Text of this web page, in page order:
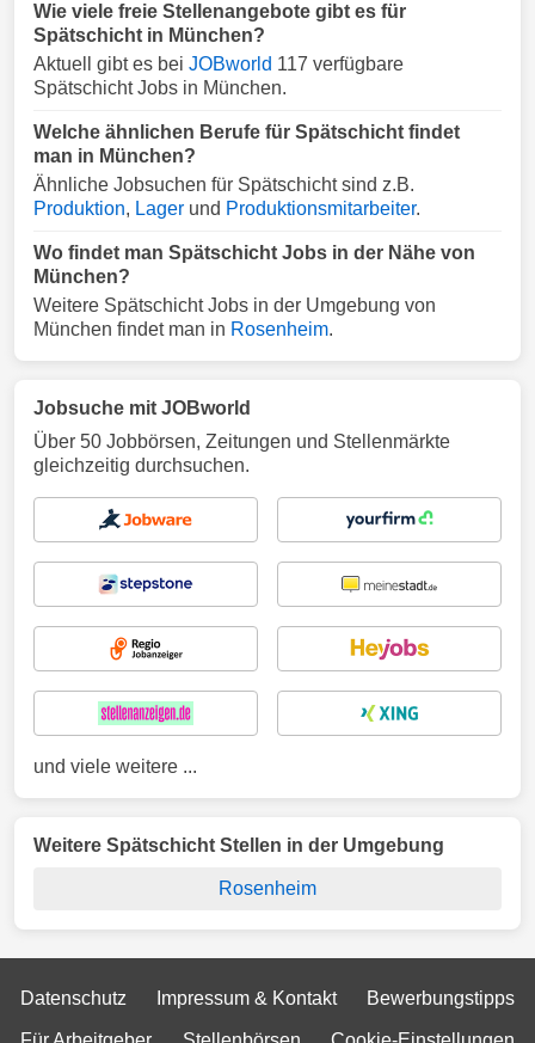
Wie viele freie Stellenangebote gibt es für
Spätschicht in München?
Aktuell gibt es bei JOBworld 117 verfügbare
Spätschicht Jobs in München.
Welche ähnlichen Berufe für Spätschicht findet
man in München?
Ähnliche Jobsuchen für Spätschicht sind z.B.
Produktion, Lager und Produktionsmitarbeiter.
Wo findet man Spätschicht Jobs in der Nähe von
München?
Weitere Spätschicht Jobs in der Umgebung von
München findet man in Rosenheim.
Jobsuche mit JOBworld
Über 50 Jobbörsen, Zeitungen und Stellenmärkte
gleichzeitig durchsuchen.
und viele weitere ...
Weitere Spätschicht Stellen in der Umgebung
Rosenheim
Datenschutz Impressum & Kontakt Bewerbungstipps